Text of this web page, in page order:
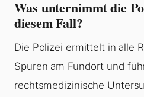
Was unternimmt die
diesem Fall?
Die Polizei ermittelt in alle
Spuren am Fundort und
rechtsmedizinische